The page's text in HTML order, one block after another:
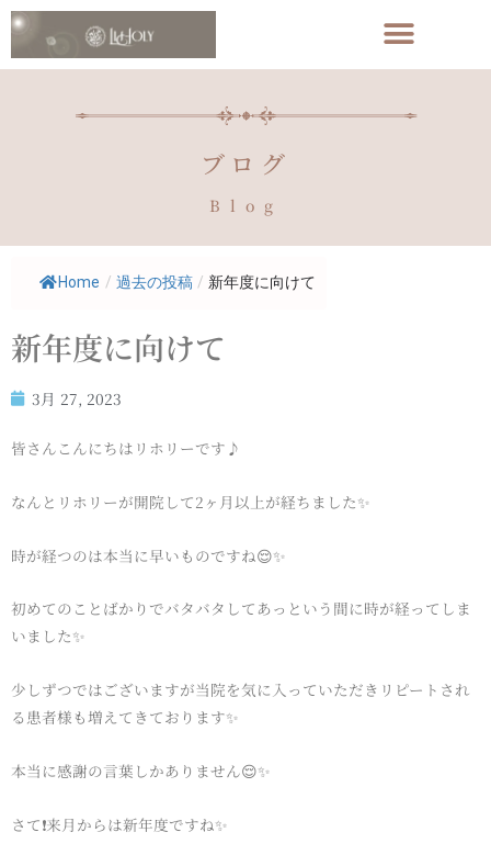
ブログ
Blog
Home / 過去の投稿 / 新年度に向けて
新年度に向けて
3月 27, 2023
皆さんこんにちはリホリーです♪
なんとリホリーが開院して2ヶ月以上が経ちました✨
時が経つのは本当に早いものですね😌✨
初めてのことばかりでバタバタしてあっという間に時が経ってしま
いました✨
少しずつではございますが当院を気に入っていただきリピートされ
る患者様も増えてきております✨
本当に感謝の言葉しかありません😌✨
さて❗️来月からは新年度ですね✨